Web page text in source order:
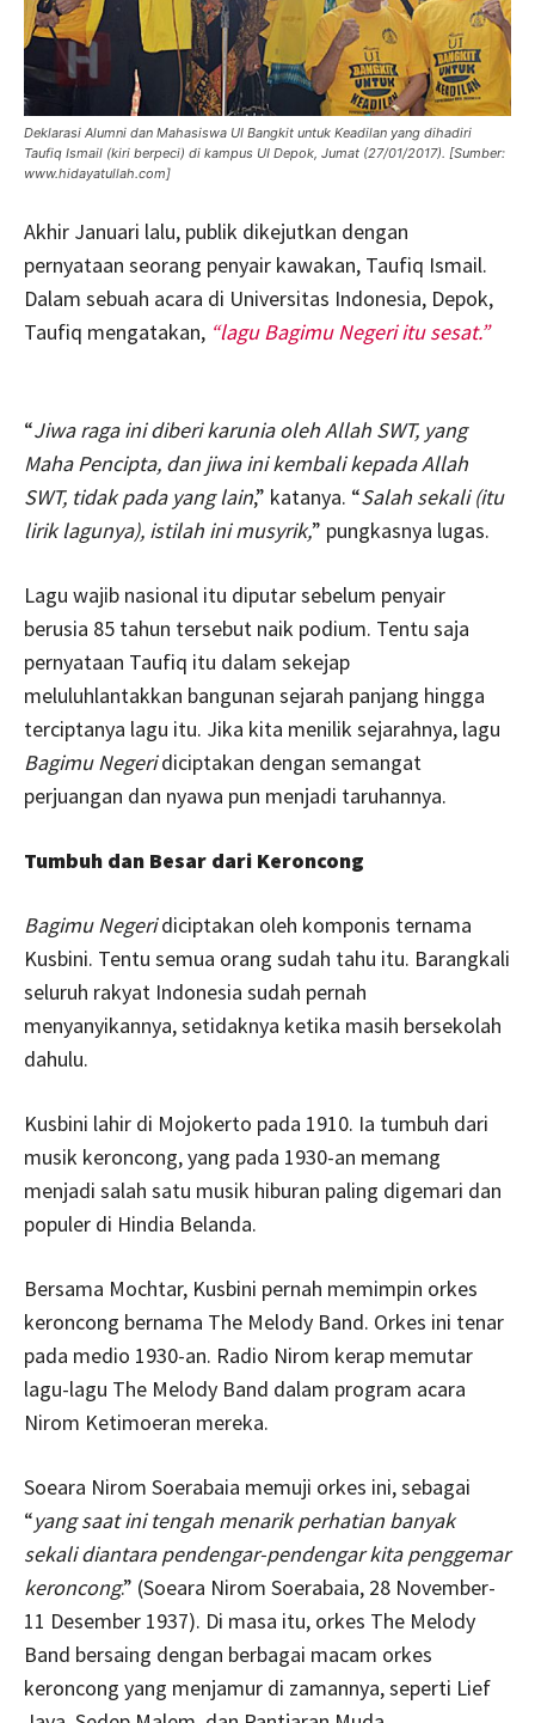
Deklarasi Alumni dan Mahasiswa UI Bangkit untuk Keadilan yang dihadiri
Taufiq Ismail (kiri berpeci) di kampus UI Depok, Jumat (27/01/2017). [Sumber:
www.hidayatullah.com]
Akhir Januari lalu, publik dikejutkan dengan
pernyataan seorang penyair kawakan, Taufiq Ismail.
Dalam sebuah acara di Universitas Indonesia, Depok,
Taufiq mengatakan, “lagu Bagimu Negeri itu sesat.”
“Jiwa raga ini diberi karunia oleh Allah SWT, yang
Maha Pencipta, dan jiwa ini kembali kepada Allah
SWT, tidak pada yang lain,” katanya. “Salah sekali (itu
lirik lagunya), istilah ini musyrik,” pungkasnya lugas.
Lagu wajib nasional itu diputar sebelum penyair
berusia 85 tahun tersebut naik podium. Tentu saja
pernyataan Taufiq itu dalam sekejap
meluluhlantakkan bangunan sejarah panjang hingga
terciptanya lagu itu. Jika kita menilik sejarahnya, lagu
Bagimu Negeridiciptakan dengan semangat
perjuangan dan nyawa pun menjadi taruhannya.
Tumbuh dan Besar dari Keroncong
Bagimu Negeridiciptakan oleh komponis ternama
Kusbini. Tentu semua orang sudah tahu itu. Barangkali
seluruh rakyat Indonesia sudah pernah
menyanyikannya, setidaknya ketika masih bersekolah
dahulu.
Kusbini lahir di Mojokerto pada 1910. Ia tumbuh dari
musik keroncong, yang pada 1930-an memang
menjadi salah satu musik hiburan paling digemari dan
populer di Hindia Belanda.
Bersama Mochtar, Kusbini pernah memimpin orkes
keroncong bernama The Melody Band. Orkes ini tenar
pada medio 1930-an. Radio Nirom kerap memutar
lagu-lagu The Melody Band dalam program acara
Nirom Ketimoeran mereka.
Soeara Nirom Soerabaia memuji orkes ini, sebagai
“yang saat ini tengah menarik perhatian banyak
sekali diantara pendengar-pendengar kita penggemar
keroncong.” (Soeara Nirom Soerabaia, 28 November-
11 Desember 1937). Di masa itu, orkes The Melody
Band bersaing dengan berbagai macam orkes
keroncong yang menjamur di zamannya, seperti Lief